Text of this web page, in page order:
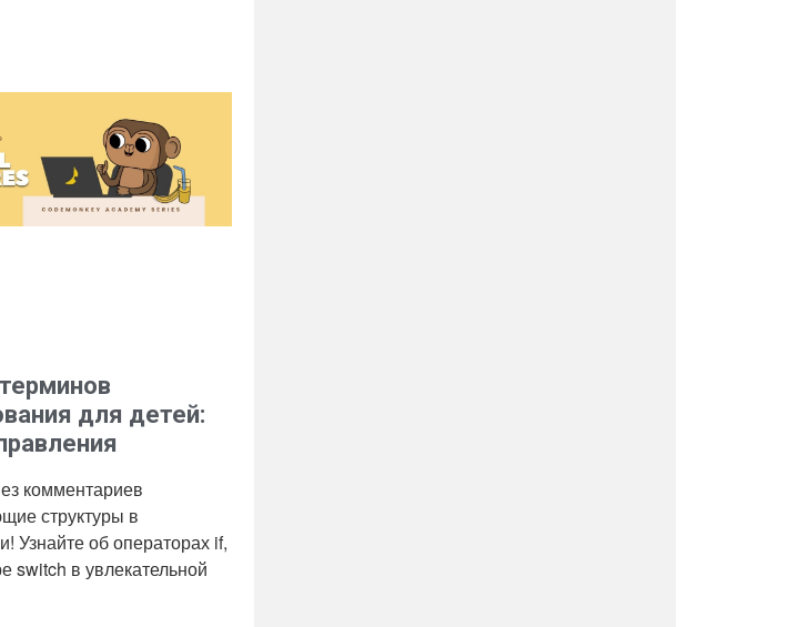
для детей:
комментариев
структуры в
Узнайте об операторах if,
switch в увлекательной